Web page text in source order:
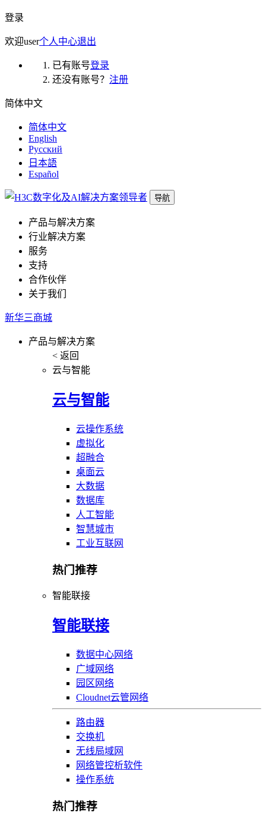
登录
欢迎user个人中心退出
已有账号登录
还没有账号？ 注册
简体中文
简体中文
English
Русский
日本語
Español
导航
产品与解决方案
行业解决方案
服务
支持
合作伙伴
关于我们
新华三商城
产品与解决方案
< 返回
云与智能
云与智能
云操作系统
虚拟化
超融合
桌面云
大数据
数据库
人工智能
智慧城市
工业互联网
热门推荐
智能联接
智能联接
数据中心网络
广域网络
园区网络
Cloudnet云管网络
路由器
交换机
无线局域网
网络管控析软件
操作系统
热门推荐